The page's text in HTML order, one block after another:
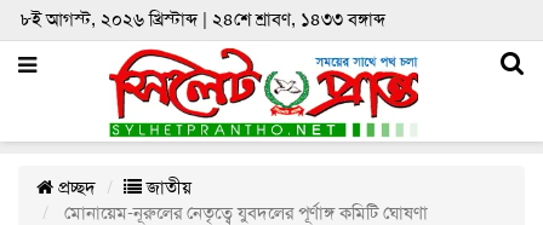
৮ই আগস্ট, ২০২৬ খ্রিস্টাব্দ | ২৪শে শ্রাবণ, ১৪৩৩ বঙ্গাব্দ
প্রচ্ছদ
জাতীয়
মোনায়েম-নূরুলের নেতৃত্বে যুবদলের পূর্ণাঙ্গ কমিটি ঘোষণা